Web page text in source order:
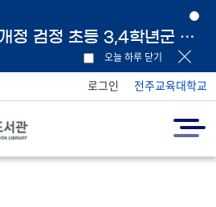
3,4학년군 교과서 및 지도서 원문 링크 안내
오늘 하루 닫기
로그인 전주교육대학교